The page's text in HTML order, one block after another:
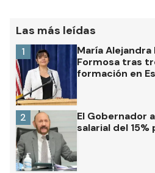
Las más leídas
María
Formosa tras
formación en
1
El Gobernador
salarial del
2